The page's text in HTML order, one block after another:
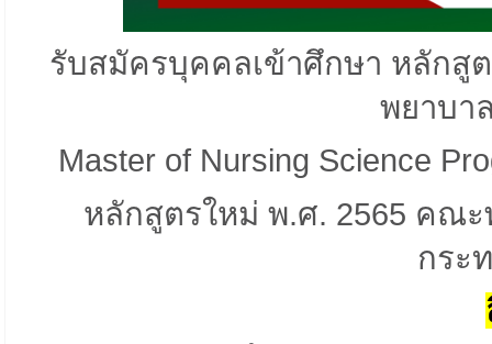
รับสมัครบุคคลเข้าศึกษา หลักสู
พยาบา
Master of Nursing Science
หลักสูตรใหม่ พ.ศ. 2565 คณ
กระ